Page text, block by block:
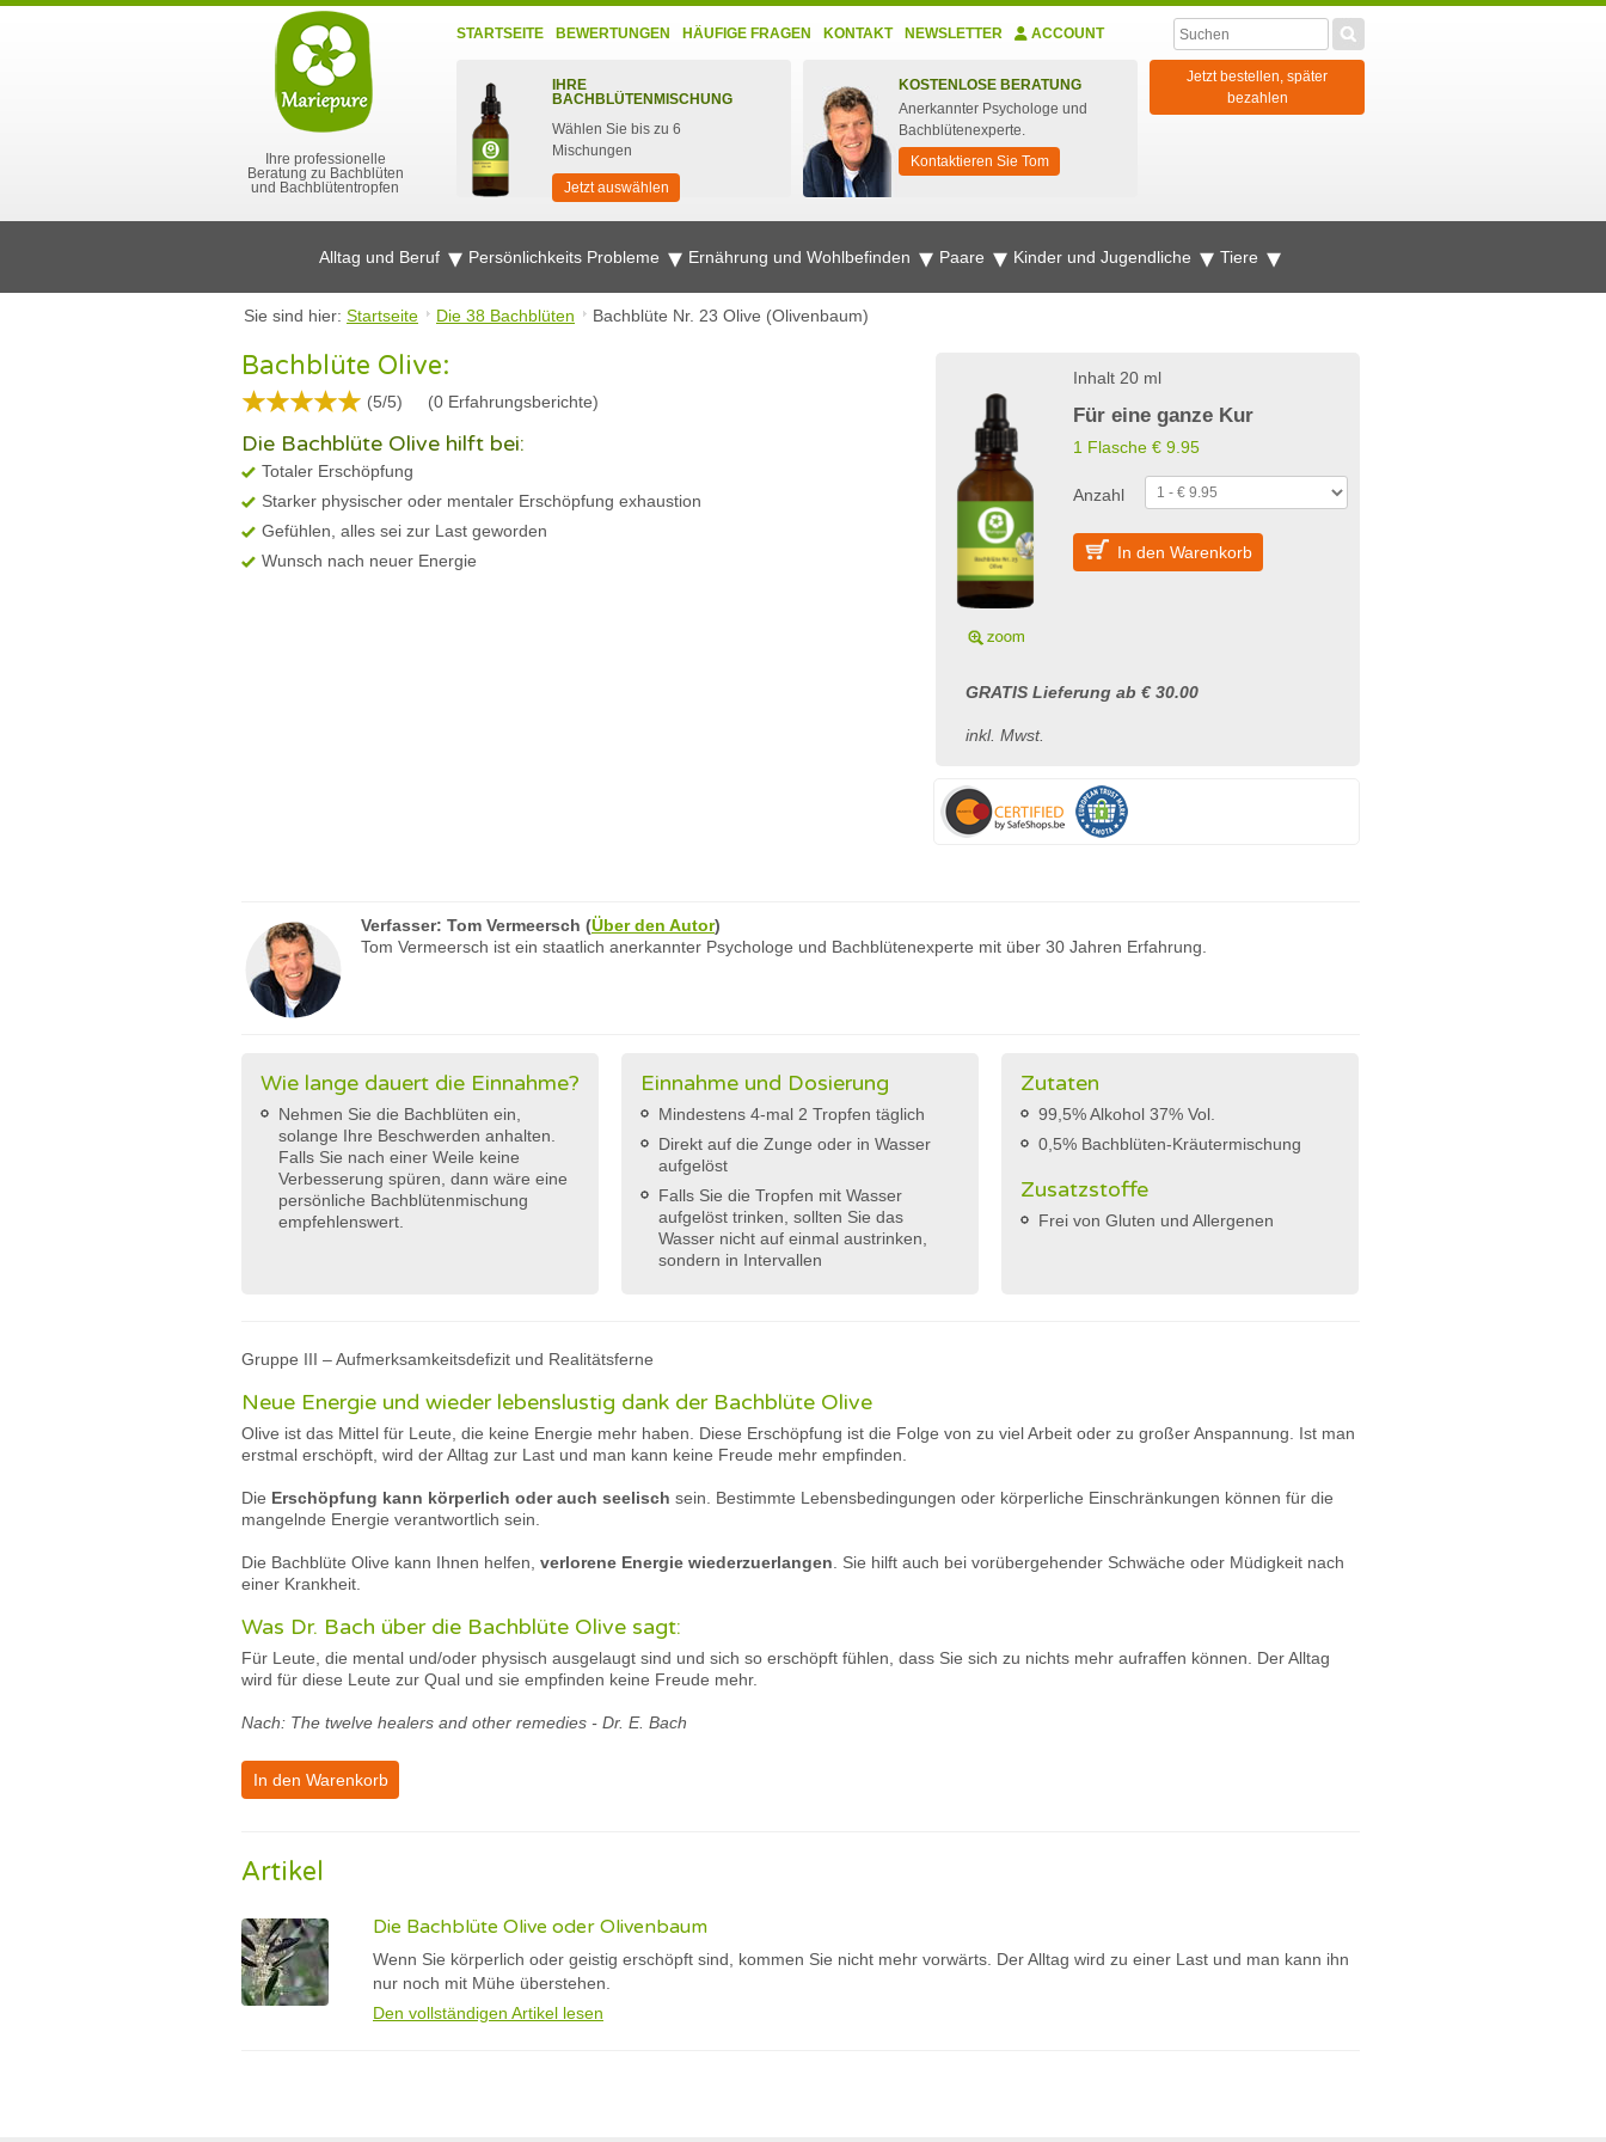
Ihre professionelle
Beratung zu Bachblüten
und Bachblütentropfen
STARTSEITE BEWERTUNGEN HÄUFIGE FRAGEN KONTAKT NEWSLETTER ACCOUNT
IHRE
BACHBLÜTENMISCHUNG
Wählen Sie bis zu 6
Mischungen
Jetzt auswählen
KOSTENLOSE BERATUNG
Anerkannter Psychologe und
Bachblütenexperte.
Kontaktieren Sie Tom
Jetzt bestellen, später
bezahlen
Alltag und Beruf Persönlichkeits Probleme Ernährung und Wohlbefinden Paare Kinder und Jugendliche Tiere
Sie sind hier: Startseite Die 38 Bachblüten Bachblüte Nr. 23 Olive (Olivenbaum)
Bachblüte Olive:
(5/5) (0 Erfahrungsberichte)
Die Bachblüte Olive hilft bei:
Totaler Erschöpfung
Starker physischer oder mentaler Erschöpfung exhaustion
Gefühlen, alles sei zur Last geworden
Wunsch nach neuer Energie
Inhalt 20 ml
Für eine ganze Kur
1 Flasche € 9.95
Anzahl
In den Warenkorb
GRATIS Lieferung ab € 30.00
inkl. Mwst.
Verfasser: Tom Vermeersch (Über den Autor)
Tom Vermeersch ist ein staatlich anerkannter Psychologe und Bachblütenexperte mit über 30 Jahren Erfahrung.
Wie lange dauert die Einnahme?
Nehmen Sie die Bachblüten ein,
solange Ihre Beschwerden anhalten.
Falls Sie nach einer Weile keine
Verbesserung spüren, dann wäre eine
persönliche Bachblütenmischung
empfehlenswert.
Einnahme und Dosierung
Mindestens 4-mal 2 Tropfen täglich
Direkt auf die Zunge oder in Wasser
aufgelöst
Falls Sie die Tropfen mit Wasser
aufgelöst trinken, sollten Sie das
Wasser nicht auf einmal austrinken,
sondern in Intervallen
Zutaten
99,5% Alkohol 37% Vol.
0,5% Bachblüten-Kräutermischung
Zusatzstoffe
Frei von Gluten und Allergenen
Gruppe III – Aufmerksamkeitsdefizit und Realitätsferne
Neue Energie und wieder lebenslustig dank der Bachblüte Olive
Olive ist das Mittel für Leute, die keine Energie mehr haben. Diese Erschöpfung ist die Folge von zu viel Arbeit oder zu großer Anspannung. Ist man
erstmal erschöpft, wird der Alltag zur Last und man kann keine Freude mehr empfinden.
Die Erschöpfung kann körperlich oder auch seelisch sein. Bestimmte Lebensbedingungen oder körperliche Einschränkungen können für die
mangelnde Energie verantwortlich sein.
Die Bachblüte Olive kann Ihnen helfen, verlorene Energie wiederzuerlangen . Sie hilft auch bei vorübergehender Schwäche oder Müdigkeit nach
einer Krankheit.
Was Dr. Bach über die Bachblüte Olive sagt:
Für Leute, die mental und/oder physisch ausgelaugt sind und sich so erschöpft fühlen, dass Sie sich zu nichts mehr aufraffen können. Der Alltag
wird für diese Leute zur Qual und sie empfinden keine Freude mehr.
Nach: The twelve healers and other remedies - Dr. E. Bach
In den Warenkorb
Artikel
Die Bachblüte Olive oder Olivenbaum
Wenn Sie körperlich oder geistig erschöpft sind, kommen Sie nicht mehr vorwärts. Der Alltag wird zu einer Last und man kann ihn
nur noch mit Mühe überstehen.
Den vollständigen Artikel lesen